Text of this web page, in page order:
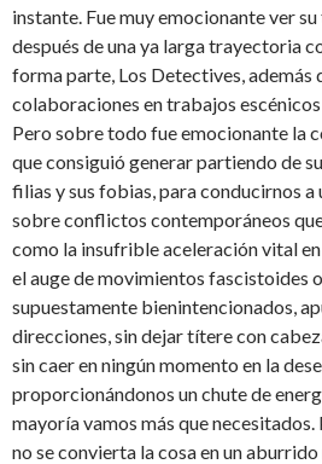
instante. Fue muy emocionante ver
después de una ya larga trayectoria
forma parte, Los Detectives, además
colaboraciones en trabajos
Pero sobre todo fue emocionante la
que consiguió generar partiendo de
filias y sus fobias, para conducirnos
sobre conflictos contemporáneos
como la insufrible aceleración vital
el auge de movimientos fascistoides
supuestamente bienintencionados,
direcciones, sin dejar títere con
sin caer en ningún momento en la
proporcionándonos un chute de
mayoría vamos más que necesitados.
no se convierta la cosa en un